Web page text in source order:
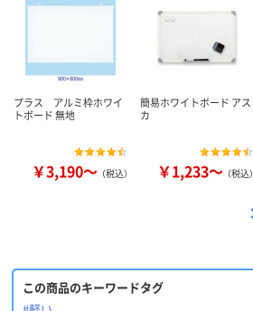
プラス アルミ枠ホワイ
トボード 無地
￥3,190～ （税込）
簡易ホワイトボード アス
カ
￥1,233～ （税込）
この商品のキーワードタグ